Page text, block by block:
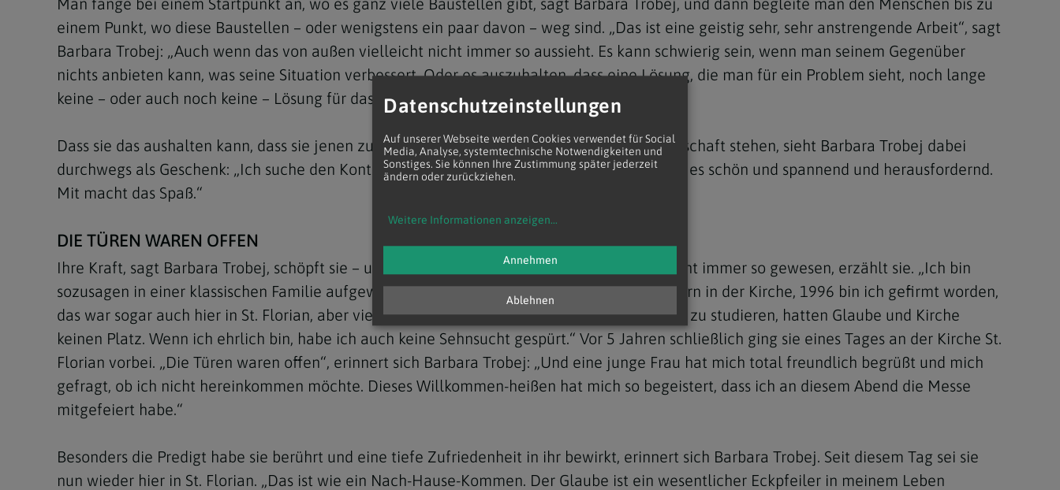
einem Punkt, wo diese Baustellen – oder wenigstens ein paar davon – weg sind. „Das ist eine geistig sehr, sehr anstrengende Arbeit“, sagt
Barbara Trobej: „Auch wenn das von außen vielleicht nicht immer so aussieht. Es kann schwierig sein, wenn man seinem Gegenüber
nichts anbieten kann, was seine Situation verbessert. Oder es auszuhalten, dass eine Lösung, die man für ein Problem sieht, noch lange
keine – oder auch noch keine – Lösung für das Gegenüber ist.“
Dass sie das aushalten kann, dass sie jenen zur Seite stehen kann, die am Rande der Gesellschaft stehen, sieht Barbara Trobej dabei
durchwegs als Geschenk: „Ich suche den Kontakt in diesen Bereich ganz aktiv und ich finde es schön und spannend und herausfordernd.
Mit macht das Spaß.“
DIE TÜREN WAREN OFFEN
Ihre Kraft, sagt Barbara Trobej, schöpft sie – unter anderem – aus dem Glauben. Das sei nicht immer so gewesen, erzählt sie. „Ich bin
sozusagen in einer klassischen Familie aufgewachsen. Wir waren zu Weihnachten und Ostern in der Kirche, 1996 bin ich gefirmt worden,
das war sogar auch hier in St. Florian, aber viel mehr war da nicht. Als ich angefangen habe zu studieren, hatten Glaube und Kirche
keinen Platz. Wenn ich ehrlich bin, habe ich auch keine Sehnsucht gespürt.“ Vor 5 Jahren schließlich ging sie eines Tages an der Kirche St.
Florian vorbei. „Die Türen waren offen“, erinnert sich Barbara Trobej: „Und eine junge Frau hat mich total freundlich begrüßt und mich
gefragt, ob ich nicht hereinkommen möchte. Dieses Willkommen-heißen hat mich so begeistert, dass ich an diesem Abend die Messe
mitgefeiert habe.“
Besonders die Predigt habe sie berührt und eine tiefe Zufriedenheit in ihr bewirkt, erinnert sich Barbara Trobej. Seit diesem Tag sei sie
nun wieder hier in St. Florian. „Das ist wie ein Nach-Hause-Kommen. Der Glaube ist ein wesentlicher Eckpfeiler in meinem Leben
Datenschutzeinstellungen
Auf unserer Webseite werden Cookies verwendet für Social
Media, Analyse, systemtechnische Notwendigkeiten und
Sonstiges. Sie können Ihre Zustimmung später jederzeit
ändern oder zurückziehen.
Weitere Informationen anzeigen...
Ablehnen
Annehmen